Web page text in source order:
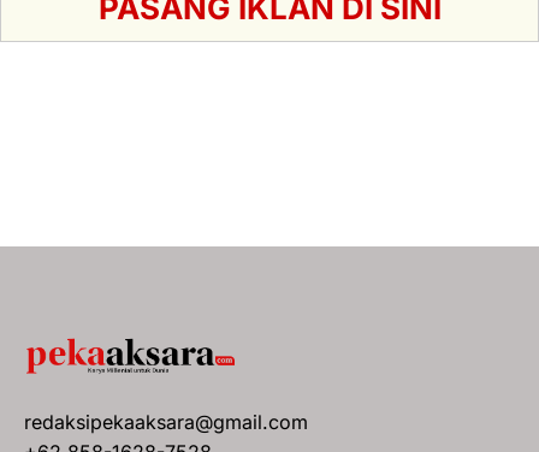
PASANG IKLAN DI SINI
redaksipekaaksara@gmail.com